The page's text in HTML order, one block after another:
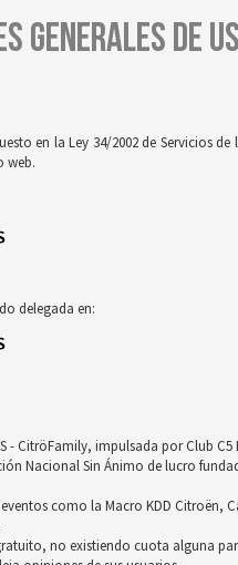
GENERALES DE
en la Ley 34/2002 de Servicios
web.
delegada en:
- CitröFamily, impulsada por Club C5
Nacional Sin Ánimo de lucro
como la Macro KDD Citroën,
no existiendo cuota alguna